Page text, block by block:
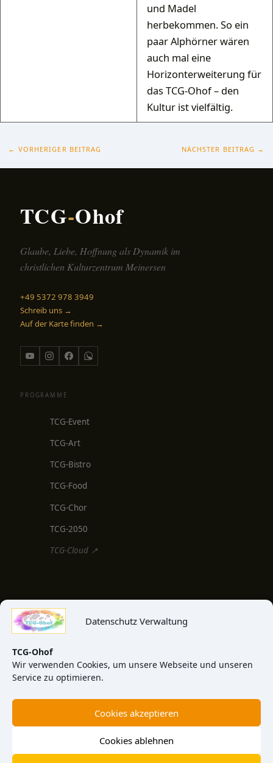
Datenschutz Verwaltung
TCG-Ohof
Wir verwenden Cookies, um unsere Webseite und unseren
Service zu optimieren.
Cookies akzeptieren
Cookies ablehnen
und Madel
herbekommen. So ein
paar Alphörner wären
auch mal eine
Horizonterweiterung für
das TCG-Ohof – den
Kultur ist vielfältig.
← VORHERIGER BEITRAG NÄCHSTER BEITRAG →
TCG-Ohof
Glaube, Liebe, Hoffnung als Dynamik im
christlichen Kulturzentrum Meinersen
+49 5372 978 3949
Schreib uns →
Auf der Karte finden →
PROGRAMME
TCG-Event
TCG-Art
TCG-Bistro
TCG-Food
TCG-Chor
TCG-2050
TCG-Cloud ↗
MEDIEN & INFO
TCG-Blog
TCG-News
TCG-Video